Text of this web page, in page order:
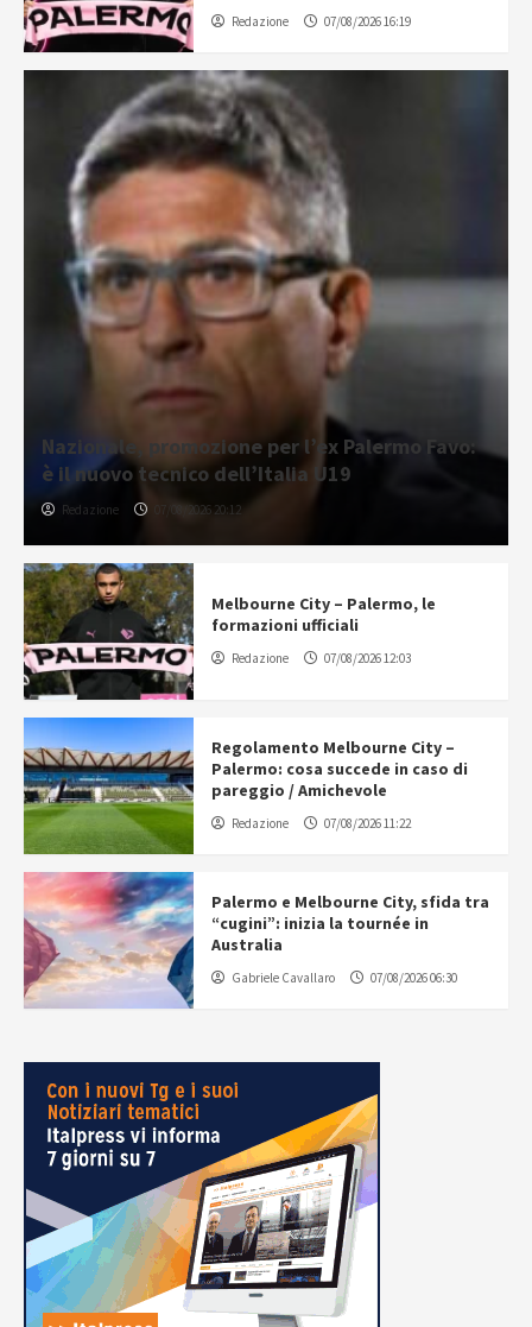
Redazione 07/08/2026 16:19
Nazionale, promozione per l’ex Palermo Favo:
è il nuovo tecnico dell’Italia U19
Redazione 07/08/2026 20:12
Melbourne City – Palermo, le
formazioni ufficiali
Redazione 07/08/2026 12:03
Regolamento Melbourne City –
Palermo: cosa succede in caso di
pareggio / Amichevole
Redazione 07/08/2026 11:22
Palermo e Melbourne City, sfida tra
“cugini”: inizia la tournée in
Australia
Gabriele Cavallaro 07/08/2026 06:30